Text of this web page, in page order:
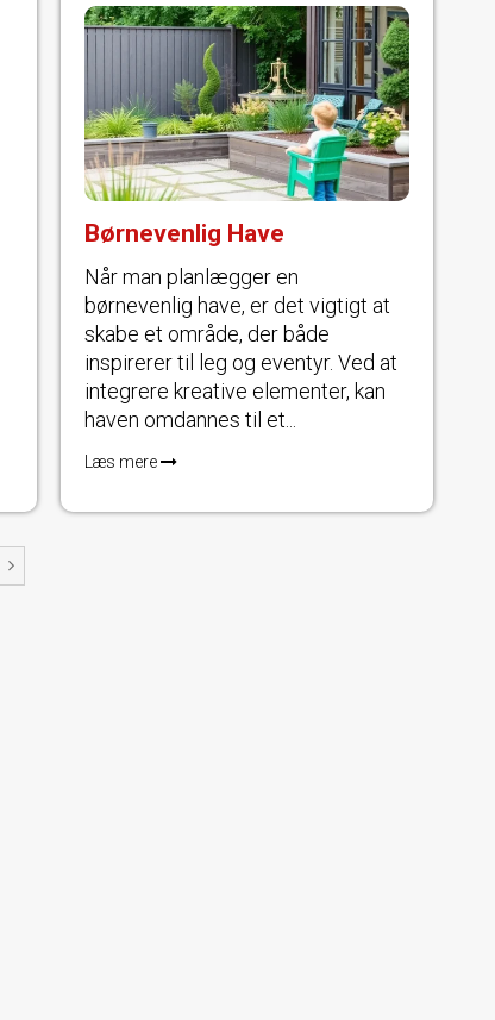
Børnevenlig Have
Når man planlægger en
børnevenlig have, er det vigtigt at
skabe et område, der både
inspirerer til leg og eventyr. Ved at
integrere kreative elementer, kan
haven omdannes til et...
Læs mere